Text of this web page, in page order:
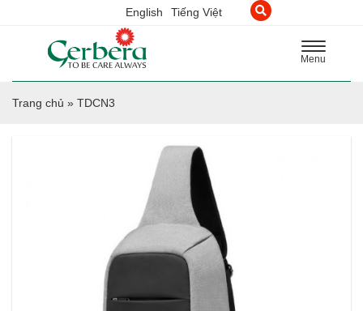
English Tiếng Việt
Toggle
navigation
Menu
Trang chủ » TDCN3